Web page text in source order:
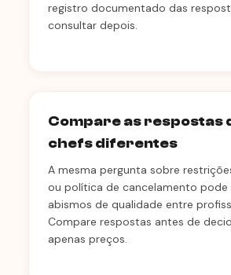
registro documentado das
consultar depois.
Compare as respostas
chefs diferentes
A mesma pergunta sobre
ou política de cancelamento pode
abismos de qualidade entre
Compare respostas antes de
apenas preços.